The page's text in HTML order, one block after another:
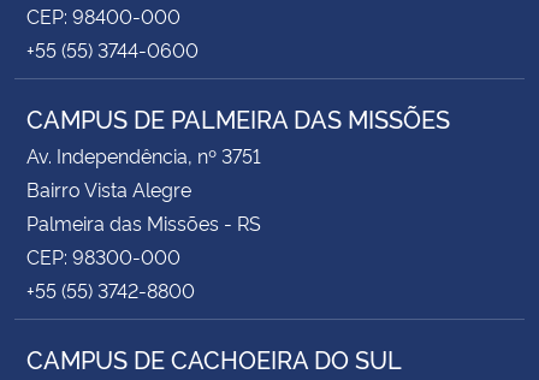
CEP: 98400-000
+55 (55) 3744-0600
CAMPUS DE PALMEIRA DAS MISSÕES
Av. Independência, nº 3751
Bairro Vista Alegre
Palmeira das Missões - RS
CEP: 98300-000
+55 (55) 3742-8800
CAMPUS DE CACHOEIRA DO SUL